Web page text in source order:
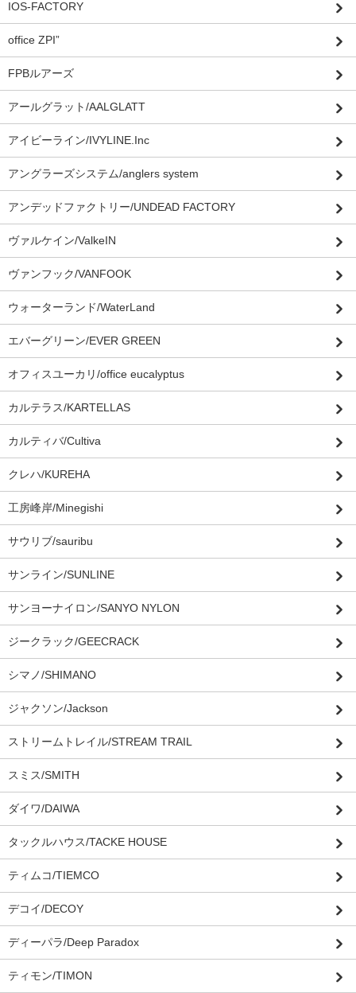
IOS-FACTORY
office ZPI”
FPBルアーズ
アールグラット/AALGLATT
アイビーライン/IVYLINE.Inc
アングラーズシステム/anglers system
アンデッドファクトリー/UNDEAD FACTORY
ヴァルケイン/ValkeIN
ヴァンフック/VANFOOK
ウォーターランド/WaterLand
エバーグリーン/EVER GREEN
オフィスユーカリ/office eucalyptus
カルテラス/KARTELLAS
カルティバ/Cultiva
クレハ/KUREHA
工房峰岸/Minegishi
サウリブ/sauribu
サンライン/SUNLINE
サンヨーナイロン/SANYO NYLON
ジークラック/GEECRACK
シマノ/SHIMANO
ジャクソン/Jackson
ストリームトレイル/STREAM TRAIL
スミス/SMITH
ダイワ/DAIWA
タックルハウス/TACKE HOUSE
ティムコ/TIEMCO
デコイ/DECOY
ディーパラ/Deep Paradox
ティモン/TIMON